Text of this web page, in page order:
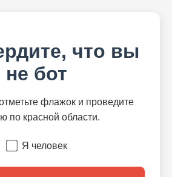
что вы
не бот
флажок и проведите
по красной области.
Я человек